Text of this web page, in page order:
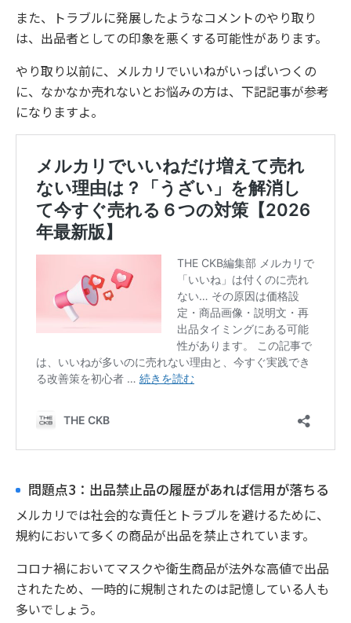
また、トラブルに発展したようなコメントのやり取り
は、出品者としての印象を悪くする可能性があります。
やり取り以前に、メルカリでいいねがいっぱいつくの
に、なかなか売れないとお悩みの方は、下記記事が参考
になりますよ。
問題点3：出品禁止品の履歴があれば信用が落ちる
メルカリでは社会的な責任とトラブルを避けるために、
規約において多くの商品が出品を禁止されています。
コロナ禍においてマスクや衛生商品が法外な高値で出品
されたため、一時的に規制されたのは記憶している人も
多いでしょう。